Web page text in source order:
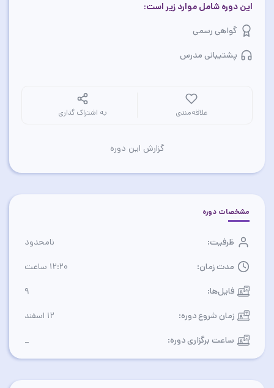
این دوره شامل موارد زیر است:
گواهی رسمی
پشتیبانی مدرس
علاقه‌مندی به اشتراک گذاری
گزارش این دوره
مشخصات دوره
ظرفیت:
نامحدود
مدت زمان:
12:20 ساعت
فایل‌ها:
9
زمان شروع دوره:
12 اسفند
ساعت برگزاری دوره:
_